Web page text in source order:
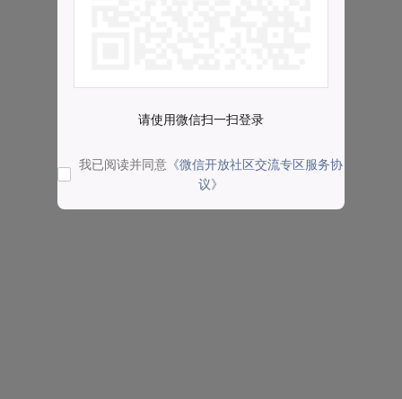
请使用微信扫一扫登录
我已阅读并同意 《微信开放社区交流专区服务协
议》